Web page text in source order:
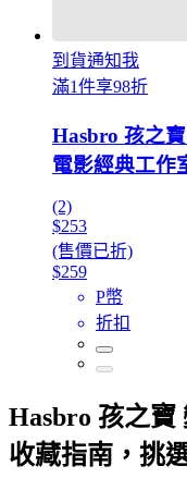
到貨通知我
滿1件享98折
Hasbro 孩之
電影經典工作
(2)
$253
(售價已折)
$259
P幣
折扣
Hasbro 孩之寶
收藏指南，挑